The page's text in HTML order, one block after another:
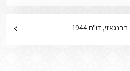
דו"ח 1944